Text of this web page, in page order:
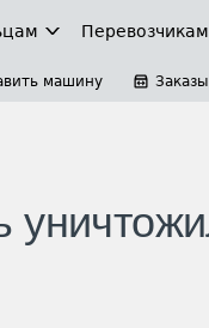
Перевозчикам
машину Заказы